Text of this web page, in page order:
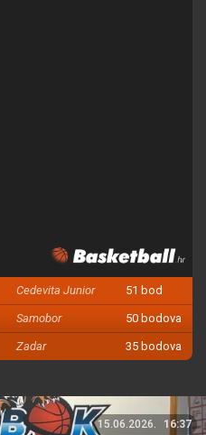
Cedevita Junior 51 bod
Samobor 50 bodova
Zadar 35 bodova
15.06.2026. 16:37